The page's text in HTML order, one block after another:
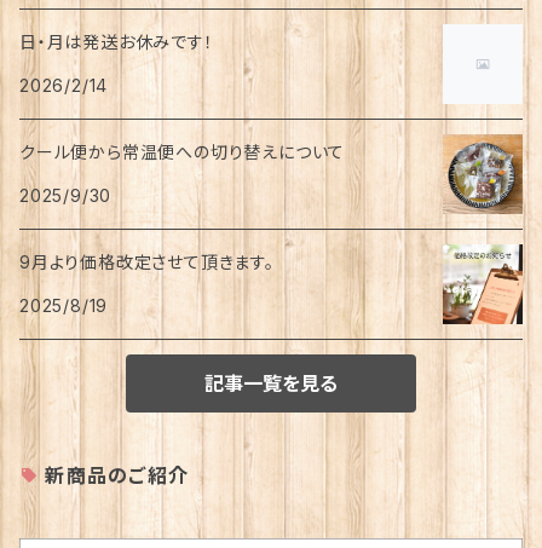
日・月は発送お休みです！
2026/2/14
クール便から常温便への切り替えについて
2025/9/30
9月より価格改定させて頂きます。
2025/8/19
記事一覧を見る
新商品のご紹介